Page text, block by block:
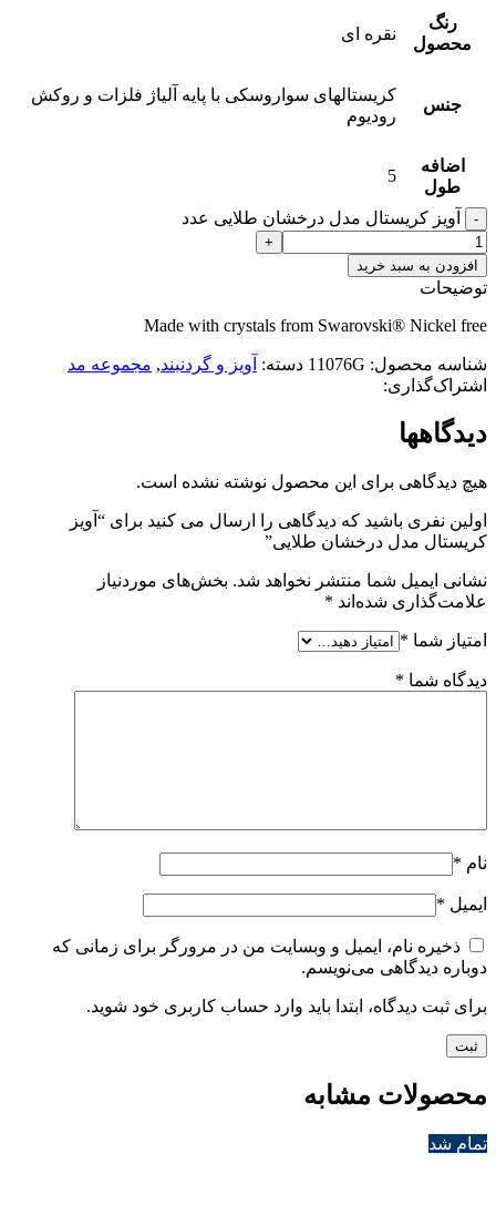
رنگ
محصول
نقره ای
جنس
کریستالهای سواروسکی با پایه آلیاژ فلزات و روکش
رودیوم
اضافه
طول
5
آویز کریستال مدل درخشان طلایی عدد
افزودن به سبد خرید
توضیحات
Made with crystals from Swarovski® Nickel free
شناسه محصول: 11076G دسته: آویز و گردنبند, مجموعه مد
اشتراک‌گذاری:
دیدگاهها
هیچ دیدگاهی برای این محصول نوشته نشده است.
اولین نفری باشید که دیدگاهی را ارسال می کنید برای “آویز
کریستال مدل درخشان طلایی”
نشانی ایمیل شما منتشر نخواهد شد. بخش‌های موردنیاز
علامت‌گذاری شده‌اند *
امتیاز شما *
دیدگاه شما *
نام *
ایمیل *
ذخیره نام، ایمیل و وبسایت من در مرورگر برای زمانی که
دوباره دیدگاهی می‌نویسم.
برای ثبت دیدگاه، ابتدا باید وارد حساب کاربری خود شوید.
محصولات مشابه
تمام شد